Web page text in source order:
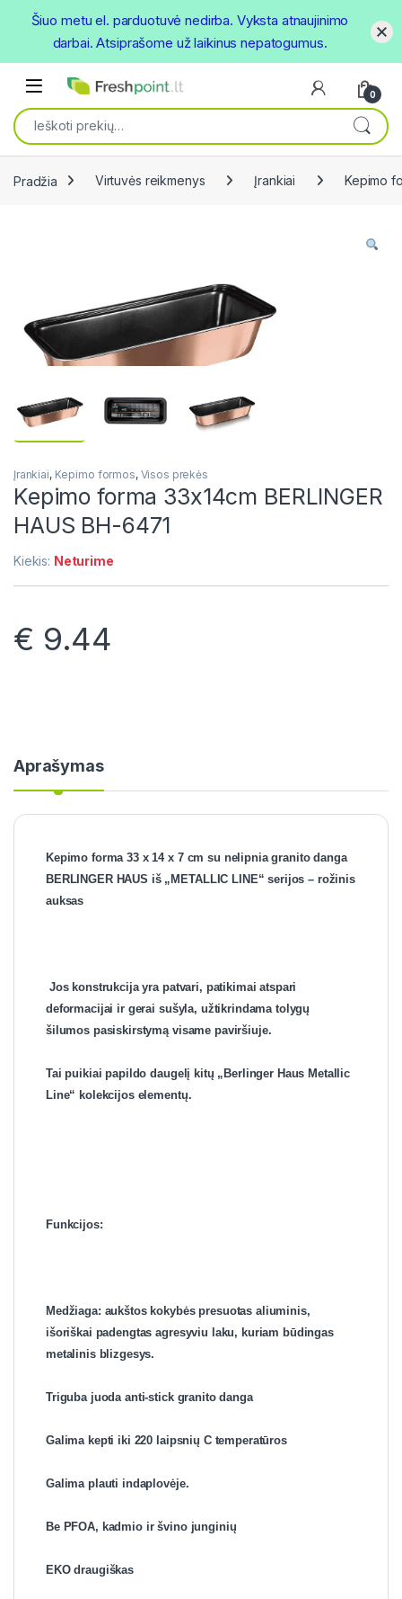
Open
0
Ieškoti:
Pradžia Virtuvės reikmenys Įrankiai Kepimo
Įrankiai, Kepimo formos, Visos prekės
Kepimo forma 33x14cm BERLINGER
HAUS BH-6471
Kiekis: Neturime
€ 9.44
Aprašymas
Kepimo forma 33 x 14 x 7 cm su nelipnia granito danga
BERLINGER HAUS iš „METALLIC LINE“ serijos – rožinis
auksas
Jos konstrukcija yra patvari, patikimai atspari
deformacijai ir gerai sušyla, užtikrindama tolygų
šilumos pasiskirstymą visame paviršiuje.
Tai puikiai papildo daugelį kitų „Berlinger Haus Metallic
Line“ kolekcijos elementų.
Funkcijos:
Medžiaga: aukštos kokybės presuotas aliuminis,
išoriškai padengtas agresyviu laku, kuriam būdingas
metalinis blizgesys.
Triguba juoda anti-stick granito danga
Galima kepti iki 220 laipsnių C temperatūros
Galima plauti indaplovėje.
Be PFOA, kadmio ir švino junginių
EKO draugiškas
Šiuo metu el. parduotuvė nedirba. Vyksta atnaujinimo
darbai. Atsiprašome už laikinus nepatogumus.